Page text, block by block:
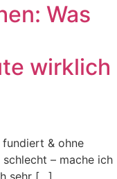
Was
wirklich
& ohne
– mache ich